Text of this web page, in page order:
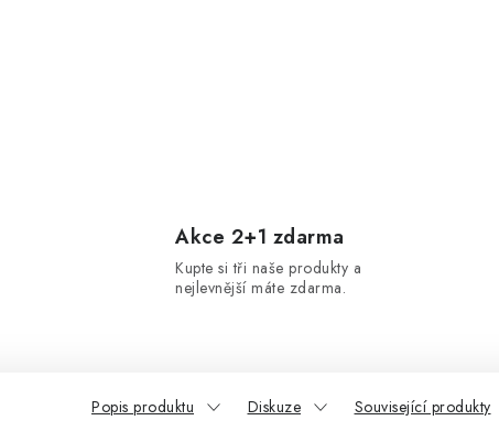
Akce 2+1 zdarma
Kupte si tři naše produkty a
nejlevnější máte zdarma.
Popis produktu Diskuze Související produkty